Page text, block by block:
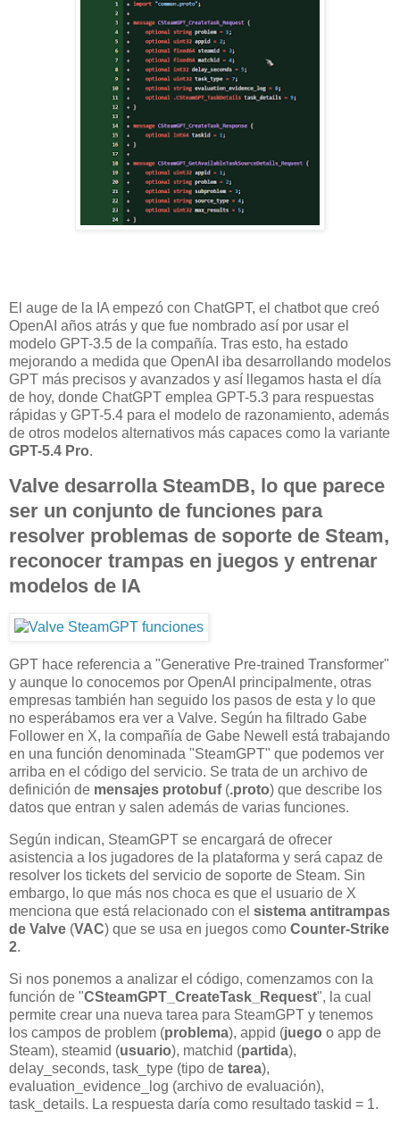
El auge de la IA empezó con ChatGPT, el chatbot que creó
OpenAI años atrás y que fue nombrado así por usar el
modelo GPT-3.5 de la compañía. Tras esto, ha estado
mejorando a medida que OpenAI iba desarrollando modelos
GPT más precisos y avanzados y así llegamos hasta el día
de hoy, donde ChatGPT emplea GPT-5.3 para respuestas
rápidas y GPT-5.4 para el modelo de razonamiento, además
de otros modelos alternativos más capaces como la variante
GPT-5.4 Pro.
Valve desarrolla SteamDB, lo que parece
ser un conjunto de funciones para
resolver problemas de soporte de Steam,
reconocer trampas en juegos y entrenar
modelos de IA
GPT hace referencia a "Generative Pre-trained Transformer"
y aunque lo conocemos por OpenAI principalmente, otras
empresas también han seguido los pasos de esta y lo que
no esperábamos era ver a Valve. Según ha filtrado Gabe
Follower en X, la compañía de Gabe Newell está trabajando
en una función denominada "SteamGPT" que podemos ver
arriba en el código del servicio. Se trata de un archivo de
definición de mensajes protobuf(.proto) que describe los
datos que entran y salen además de varias funciones.
Según indican, SteamGPT se encargará de ofrecer
asistencia a los jugadores de la plataforma y será capaz de
resolver los tickets del servicio de soporte de Steam. Sin
embargo, lo que más nos choca es que el usuario de X
menciona que está relacionado con el sistema antitrampas
de Valve (VAC) que se usa en juegos como Counter-Strike
2.
Si nos ponemos a analizar el código, comenzamos con la
función de "CSteamGPT_CreateTask_Request", la cual
permite crear una nueva tarea para SteamGPT y tenemos
los campos de problem (problema), appid (juego o app de
Steam), steamid (usuario), matchid (partida),
delay_seconds, task_type (tipo de tarea),
evaluation_evidence_log (archivo de evaluación),
task_details. La respuesta daría como resultado taskid = 1.